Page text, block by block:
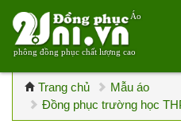
Áo
phông đồng phục chất lượng cao
Trang chủ
Mẫu áo
Đồng phục trường học